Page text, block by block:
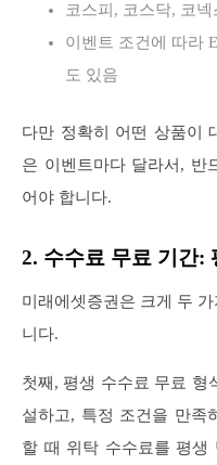
코스피, 코스닥, 코
이벤트 조건에 따라
도 있음
다만 정확히 어떤 상품이
은 이벤트마다 달라서, 반
어야 합니다.
2. 수수료 무료 기간:
미래에셋증권은 크게 두
니다.
첫째, 평생 수수료 무료 형
설하고, 특정 조건을 만족
할 때 위탁 수수료를 평생